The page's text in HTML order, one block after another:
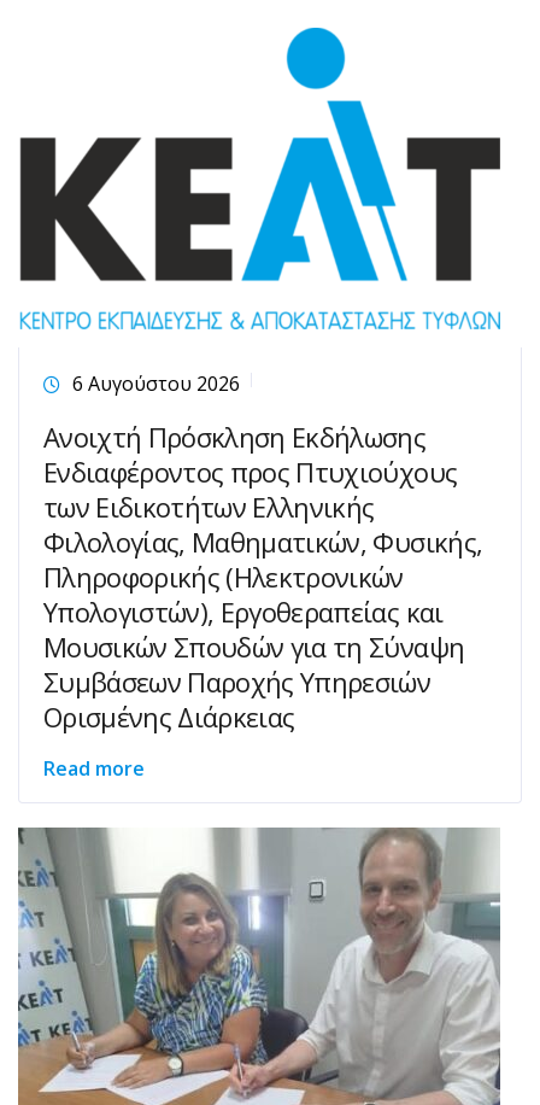
6 Αυγούστου 2026
Ανοιχτή Πρόσκληση Εκδήλωσης
Ενδιαφέροντος προς Πτυχιούχους
των Ειδικοτήτων Ελληνικής
Φιλολογίας, Μαθηματικών, Φυσικής,
Πληροφορικής (Ηλεκτρονικών
Υπολογιστών), Εργοθεραπείας και
Μουσικών Σπουδών για τη Σύναψη
Συμβάσεων Παροχής Υπηρεσιών
Ορισμένης Διάρκειας
Read more